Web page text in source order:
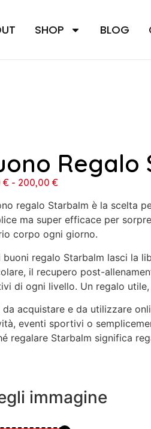
SHOP BLOG
Regalo
€ - 200,00 €
regalo Starbalm è la scelta
ma super efficace per
corpo ogni giorno.
buoni regalo Starbalm lasci la
il recupero post-
di ogni livello. Un regalo
da acquistare e da utilizzare
eventi sportivi o
regalare Starbalm significa
immagine